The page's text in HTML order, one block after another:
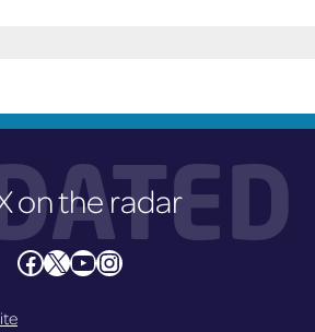
on the radar
Facebook X YouTube Instagram